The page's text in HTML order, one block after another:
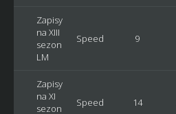
Zapisy
na XIII
sezon
LM
Speed 9
Zapisy
na XI
sezon
Speed 14